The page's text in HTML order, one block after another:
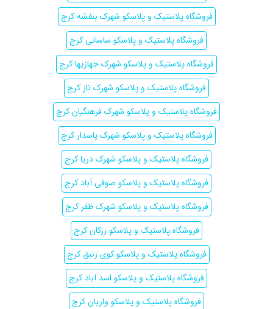
فروشگاه پلاستیک و پلاسکو شهرک بنفشه کرج
فروشگاه پلاستیک و پلاسکو ساسانی کرج
فروشگاه پلاستیک و پلاسکو شهرک جهازیها کرج
فروشگاه پلاستیک و پلاسکو شهرک ناز کرج
فروشگاه پلاستیک و پلاسکو شهرک فرهنگیان کرج
فروشگاه پلاستیک و پلاسکو شهرک پاسدار کرج
فروشگاه پلاستیک و پلاسکو شهرک دریا کرج
فروشگاه پلاستیک و پلاسکو صوفی آباد کرج
فروشگاه پلاستیک و پلاسکو شهرک ظفر کرج
فروشگاه پلاستیک و پلاسکو رزکان کرج
فروشگاه پلاستیک و پلاسکو کوی زنبق کرج
فروشگاه پلاستیک و پلاسکو اسد آباد کرج
فروشگاه پلاستیک و پلاسکو واریان کرج